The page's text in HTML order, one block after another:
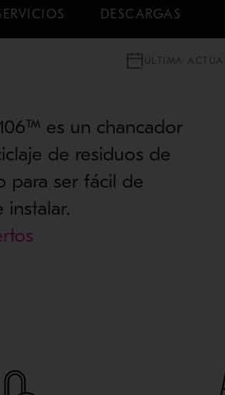
DESCARGAS
ÚLTIMA
es un chancador
de residuos de
para ser fácil de